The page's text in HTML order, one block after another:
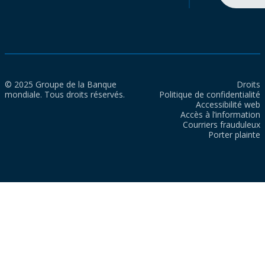
© 2025 Groupe de la Banque
mondiale. Tous droits réservés.
Droits
Politique de confidentialité
Accessibilité web
Accès à l’information
Courriers frauduleux
Porter plainte